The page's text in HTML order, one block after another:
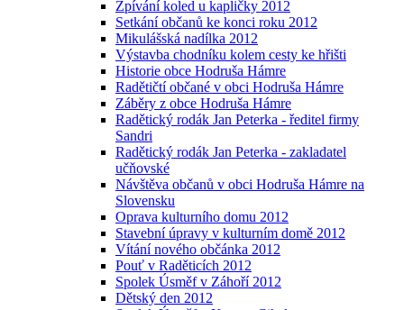
Zpívání koled u kapličky 2012
Setkání občanů ke konci roku 2012
Mikulášská nadílka 2012
Výstavba chodníku kolem cesty ke hřišti
Historie obce Hodruša Hámre
Radětičtí občané v obci Hodruša Hámre
Záběry z obce Hodruša Hámre
Radětický rodák Jan Peterka - ředitel firmy
Sandri
Radětický rodák Jan Peterka - zakladatel
učňovské
Návštěva občanů v obci Hodruša Hámre na
Slovensku
Oprava kulturního domu 2012
Stavební úpravy v kulturním domě 2012
Vítání nového občánka 2012
Pouť v Raděticích 2012
Spolek Úsměf v Záhoří 2012
Dětský den 2012